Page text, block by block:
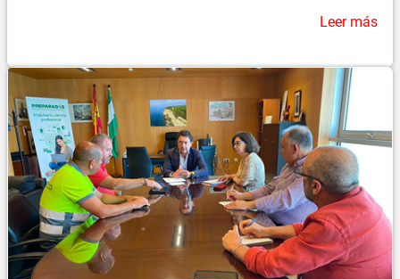
Leer más